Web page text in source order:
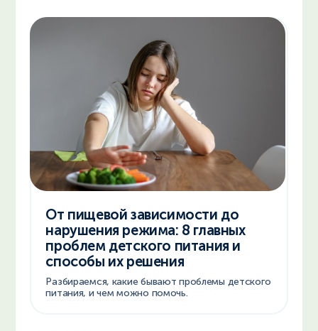
От пищевой зависимости до
нарушения режима: 8 главных
проблем детского питания и
способы их решения
Разбираемся, какие бывают проблемы детского
питания, и чем можно помочь.